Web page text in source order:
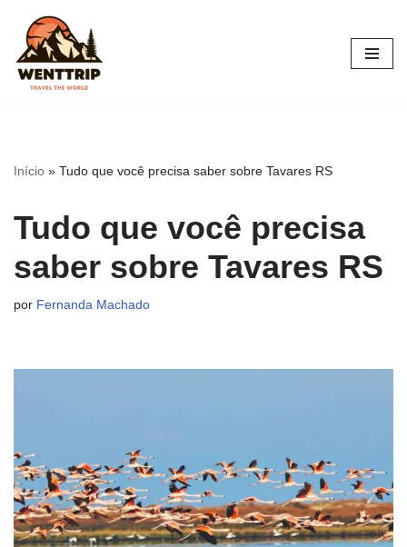
Pular
para
Início » Tudo que você precisa saber sobre Tavares RS
Tudo que você precisa
saber sobre Tavares RS
por Fernanda Machado